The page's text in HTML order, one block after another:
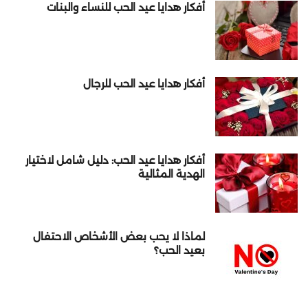
أفكار هدايا عيد الحب للنساء والبنات
أفكار هدايا عيد الحب للرجال
أفكار هدايا عيد الحب: دليل شامل لاختيار
الهدية المثالية
لماذا لا يحب بعض الأشخاص الاحتفال
بعيد الحب؟